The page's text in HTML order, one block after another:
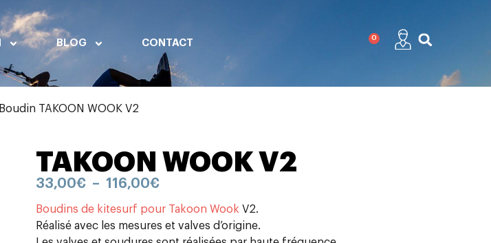
BLOG CONTACT 0
Boudin TAKOON WOOK V2
TAKOON WOOK V2
33,00€ – 116,00€
Boudins de kitesurf pour Takoon Wook V2.
Réalisé avec les mesures et valves d’origine.